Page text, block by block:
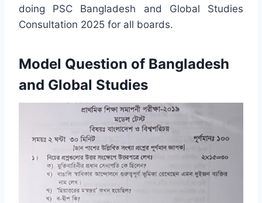
doing PSC Bangladesh and Global Studies
Consultation 2025 for all boards.
Model Question of Bangladesh
and Global Studies